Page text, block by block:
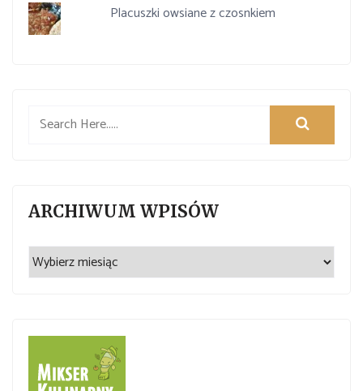
Placuszki owsiane z czosnkiem
ARCHIWUM WPISÓW
Archiwum
wpisów